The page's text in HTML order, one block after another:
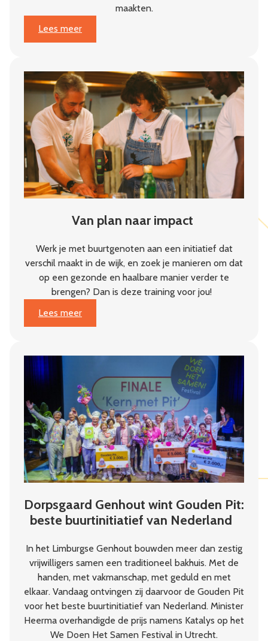
maakten.
Lees meer
:
Jaarbericht
Weerbaarheid
begint
in
de
buurt
Van plan naar impact
Werk je met buurtgenoten aan een initiatief dat
verschil maakt in de wijk, en zoek je manieren om dat
op een gezonde en haalbare manier verder te
brengen? Dan is deze training voor jou!
Lees meer
:
Van
naar
impact
Dorpsgaard Genhout wint Gouden Pit:
beste buurtinitiatief van Nederland
In het Limburgse Genhout bouwden meer dan zestig
vrijwilligers samen een traditioneel bakhuis. Met de
handen, met vakmanschap, met geduld en met
elkaar. Vandaag ontvingen zij daarvoor de Gouden Pit
voor het beste buurtinitiatief van Nederland. Minister
Heerma overhandigde de prijs namens Katalys op het
We Doen Het Samen Festival in Utrecht.